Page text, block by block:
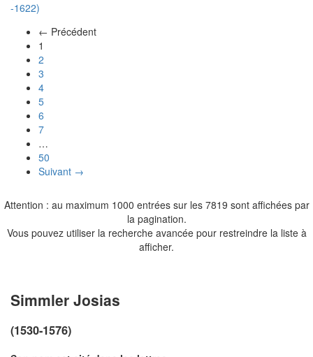
-1622)
← Précédent
1
2
3
4
5
6
7
…
50
Suivant →
Attention : au maximum 1000 entrées sur les 7819 sont affichées par
la pagination.
Vous pouvez utiliser la recherche avancée pour restreindre la liste à
afficher.
Simmler Josias
(1530-1576)